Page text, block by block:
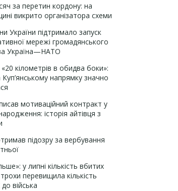
за перетин кордону: на
викрито організатора схеми
України підтримало запуск
мережі громадянського
Україна—НАТО
«20 кілометрів в обидва боки»:
Куп’янському напрямку значно
мотиваційний контракт у
історія айтівця з
підозру за вербування
у липні кількість вбитих
перевищила кількість
війська